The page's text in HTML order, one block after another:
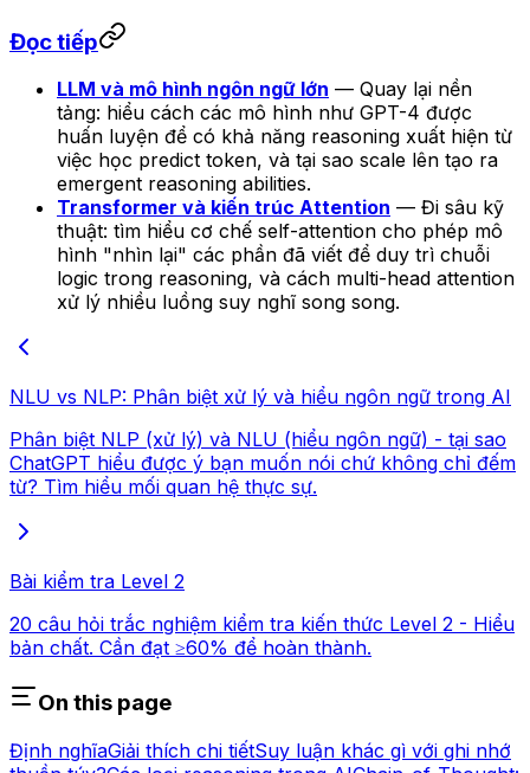
Đọc tiếp
LLM và mô hình ngôn ngữ lớn — Quay lại nền
tảng: hiểu cách các mô hình như GPT-4 được
huấn luyện để có khả năng reasoning xuất hiện từ
việc học predict token, và tại sao scale lên tạo ra
emergent reasoning abilities.
Transformer và kiến trúc Attention — Đi sâu kỹ
thuật: tìm hiểu cơ chế self-attention cho phép mô
hình "nhìn lại" các phần đã viết để duy trì chuỗi
logic trong reasoning, và cách multi-head attention
xử lý nhiều luồng suy nghĩ song song.
NLU vs NLP: Phân biệt xử lý và hiểu ngôn ngữ trong AI
Phân biệt NLP (xử lý) và NLU (hiểu ngôn ngữ) - tại sao
ChatGPT hiểu được ý bạn muốn nói chứ không chỉ đếm
từ? Tìm hiểu mối quan hệ thực sự.
Bài kiểm tra Level 2
20 câu hỏi trắc nghiệm kiểm tra kiến thức Level 2 - Hiểu
bản chất. Cần đạt ≥60% để hoàn thành.
On this page
Định nghĩaGiải thích chi tiếtSuy luận khác gì với ghi nhớ